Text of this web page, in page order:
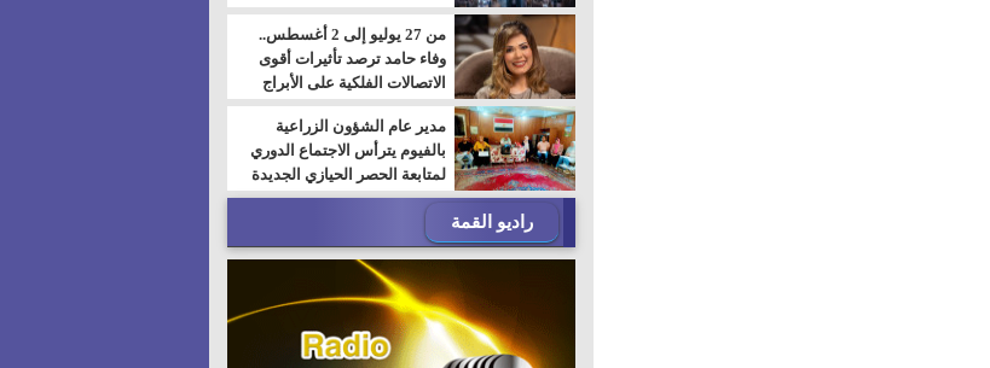
من 27 يوليو إلى 2 أغسطس..
وفاء حامد ترصد تأثيرات أقوى
الاتصالات الفلكية على الأبراج
مدير عام الشؤون الزراعية
بالفيوم يترأس الاجتماع الدوري
لمتابعة الحصر الحيازي الجديدة
راديو القمة